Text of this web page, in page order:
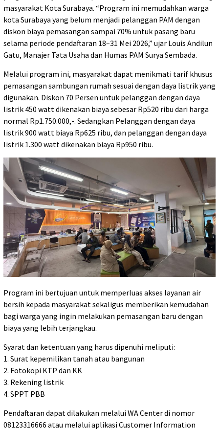
masyarakat Kota Surabaya. “Program ini memudahkan warga
kota Surabaya yang belum menjadi pelanggan PAM dengan
diskon biaya pemasangan sampai 70% untuk pasang baru
selama periode pendaftaran 18–31 Mei 2026,” ujar Louis Andilun
Gatu, Manajer Tata Usaha dan Humas PAM Surya Sembada.
Melalui program ini, masyarakat dapat menikmati tarif khusus
pemasangan sambungan rumah sesuai dengan daya listrik yang
digunakan. Diskon 70 Persen untuk pelanggan dengan daya
listrik 450 watt dikenakan biaya sebesar Rp520 ribu dari harga
normal Rp1.750.000,-. Sedangkan Pelanggan dengan daya
listrik 900 watt biaya Rp625 ribu, dan pelanggan dengan daya
listrik 1.300 watt dikenakan biaya Rp950 ribu.
Program ini bertujuan untuk memperluas akses layanan air
bersih kepada masyarakat sekaligus memberikan kemudahan
bagi warga yang ingin melakukan pemasangan baru dengan
biaya yang lebih terjangkau.
Syarat dan ketentuan yang harus dipenuhi meliputi:
1. Surat kepemilikan tanah atau bangunan
2. Fotokopi KTP dan KK
3. Rekening listrik
4. SPPT PBB
Pendaftaran dapat dilakukan melalui WA Center di nomor
08123316666 atau melalui aplikasi Customer Information